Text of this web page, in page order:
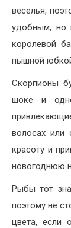
веселья,
удобным, но
королевой
пышной
Скорпионы
шоке и
волосах или
красоту и
новогоднюю
Рыбы тот
поэтому не
цвета, если